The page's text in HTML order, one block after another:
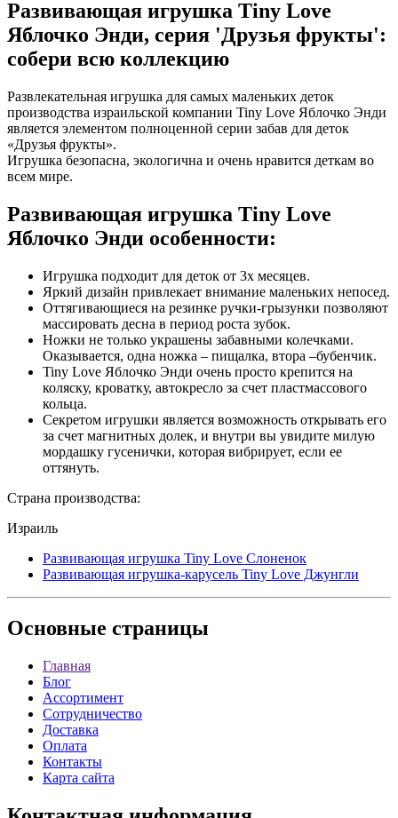
Развивающая игрушка Tiny Love
Яблочко Энди, серия 'Друзья фрукты':
собери всю коллекцию
Развлекательная игрушка для самых маленьких деток
производства израильской компании Tiny Love Яблочко Энди
является элементом полноценной серии забав для деток
«Друзья фрукты».
Игрушка безопасна, экологична и очень нравится деткам во
всем мире.
Развивающая игрушка Tiny Love
Яблочко Энди особенности:
Игрушка подходит для деток от 3х месяцев.
Яркий дизайн привлекает внимание маленьких непосед.
Оттягивающиеся на резинке ручки-грызунки позволяют
массировать десна в период роста зубок.
Ножки не только украшены забавными колечками.
Оказывается, одна ножка – пищалка, втора –бубенчик.
Tiny Love Яблочко Энди очень просто крепится на
коляску, кроватку, автокресло за счет пластмассового
кольца.
Секретом игрушки является возможность открывать его
за счет магнитных долек, и внутри вы увидите милую
мордашку гусенички, которая вибрирует, если ее
оттянуть.
Страна производства:
Израиль
Развивающая игрушка Tiny Love Слоненок
Развивающая игрушка-карусель Tiny Love Джунгли
Основные страницы
Главная
Блог
Ассортимент
Сотрудничество
Доставка
Оплата
Контакты
Карта сайта